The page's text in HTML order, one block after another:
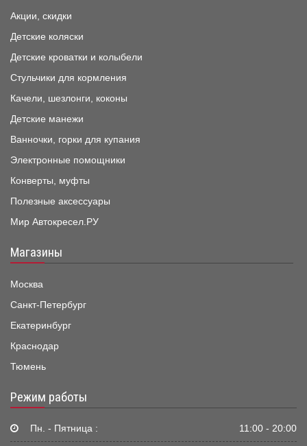
Акции, скидки
Детские коляски
Детские кроватки и колыбели
Стульчики для кормления
Качели, шезлонги, коконы
Детские манежи
Ванночки, горки для купания
Электронные помощники
Конверты, муфты
Полезные аксессуары
Мир Автокресел.РУ
Магазины
Москва
Санкт-Петербург
Екатеринбург
Краснодар
Тюмень
Режим работы
Пн. - Пятница : 11:00 - 20:00